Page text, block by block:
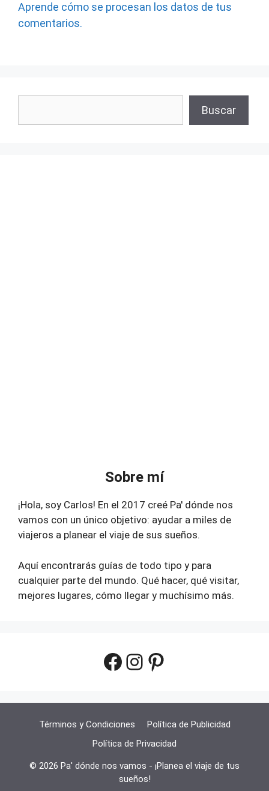
Aprende cómo se procesan los datos de tus
comentarios.
Buscar
Sobre mí
¡Hola, soy Carlos! En el 2017 creé Pa' dónde nos
vamos con un único objetivo: ayudar a miles de
viajeros a planear el viaje de sus sueños.
Aquí encontrarás guías de todo tipo y para
cualquier parte del mundo. Qué hacer, qué visitar,
mejores lugares, cómo llegar y muchísimo más.
Facebook
Instagram
Pinterest
Términos y Condiciones
Política de Publicidad
Política de Privacidad
© 2026 Pa' dónde nos vamos - ¡Planea el viaje de tus
sueños!